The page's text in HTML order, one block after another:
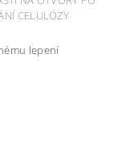
CELULÓZY
lepení